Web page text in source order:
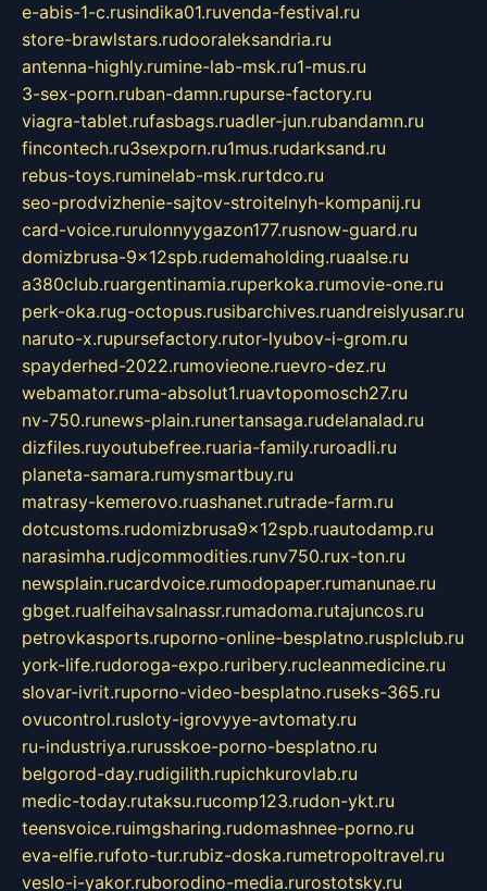
e-abis-1-c.rusindika01.ruvenda-festival.ru
store-brawlstars.rudooraleksandria.ru
antenna-highly.rumine-lab-msk.ru1-mus.ru
3-sex-porn.ruban-damn.rupurse-factory.ru
viagra-tablet.rufasbags.ruadler-jun.rubandamn.ru
fincontech.ru3sexporn.ru1mus.rudarksand.ru
rebus-toys.ruminelab-msk.rurtdco.ru
seo-prodvizhenie-sajtov-stroitelnyh-kompanij.ru
card-voice.rurulonnyygazon177.rusnow-guard.ru
domizbrusa-9x12spb.rudemaholding.ruaalse.ru
a380club.ruargentinamia.ruperkoka.rumovie-one.ru
perk-oka.rug-octopus.rusibarchives.ruandreislyusar.ru
naruto-x.rupursefactory.rutor-lyubov-i-grom.ru
spayderhed-2022.rumovieone.ruevro-dez.ru
webamator.ruma-absolut1.ruavtopomosch27.ru
nv-750.runews-plain.runertansaga.rudelanalad.ru
dizfiles.ruyoutubefree.ruaria-family.ruroadli.ru
planeta-samara.rumysmartbuy.ru
matrasy-kemerovo.ruashanet.rutrade-farm.ru
dotcustoms.rudomizbrusa9x12spb.ruautodamp.ru
narasimha.rudjcommodities.runv750.rux-ton.ru
newsplain.rucardvoice.rumodopaper.rumanunae.ru
gbget.rualfeihavsalnassr.rumadoma.rutajuncos.ru
petrovkasports.ruporno-online-besplatno.rusplclub.ru
york-life.rudoroga-expo.ruribery.rucleanmedicine.ru
slovar-ivrit.ruporno-video-besplatno.ruseks-365.ru
ovucontrol.rusloty-igrovyye-avtomaty.ru
ru-industriya.rurusskoe-porno-besplatno.ru
belgorod-day.rudigilith.rupichkurovlab.ru
medic-today.rutaksu.rucomp123.rudon-ykt.ru
teensvoice.ruimgsharing.rudomashnee-porno.ru
eva-elfie.rufoto-tur.rubiz-doska.rumetropoltravel.ru
veslo-i-yakor.ruborodino-media.rurostotsky.ru